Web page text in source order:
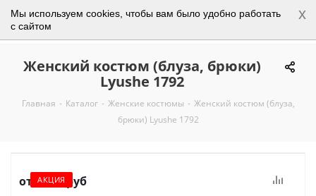
Мы используем cookies, чтобы вам было удобно работать
с сайтом
x
0
Женский костюм (блуза, брюки)
Lyushe 1792
Главная - Каталог - Женские костюмы - Женский костюм (блуза,
брюки) Lyushe 1792
АКЦИЯ
от 4 350 руб